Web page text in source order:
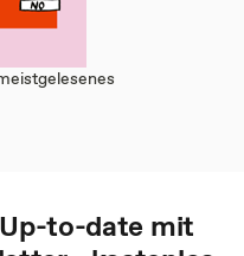
to-date mit